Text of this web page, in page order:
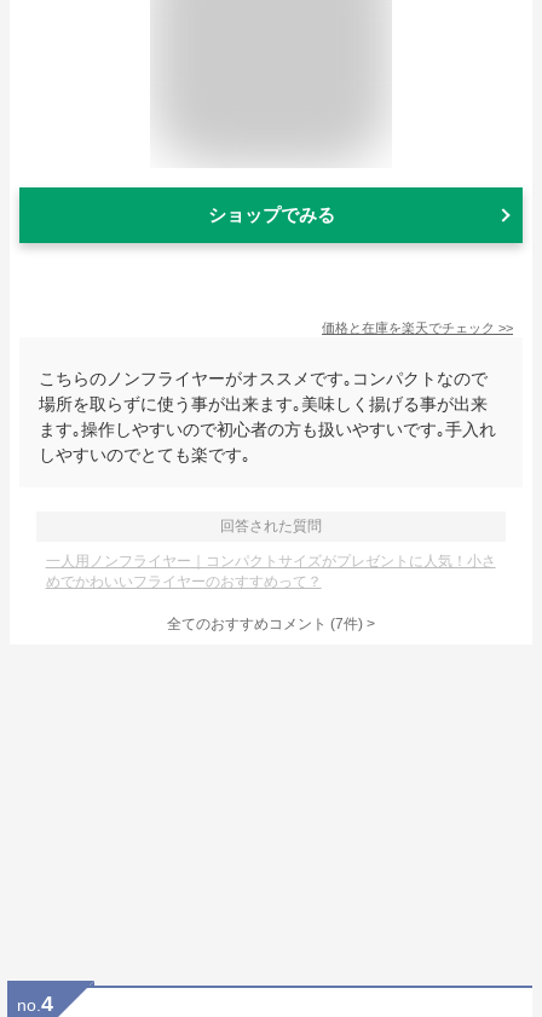
ショップでみる
価格と在庫を楽天でチェック >>
こちらのノンフライヤーがオススメです｡コンパクトなので
場所を取らずに使う事が出来ます｡美味しく揚げる事が出来
ます｡操作しやすいので初心者の方も扱いやすいです｡手入れ
しやすいのでとても楽です｡
回答された質問
一人用ノンフライヤー｜コンパクトサイズがプレゼントに人気！小さ
めでかわいいフライヤーのおすすめって？
全てのおすすめコメント (7件) >
no. 4